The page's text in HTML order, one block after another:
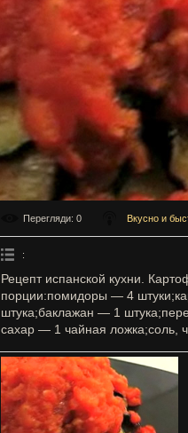
Перегляди: 0 Вкусно и
:
Рецепт испанской кухни.
порции:помидоры — 4
штука;баклажан — 1
сахар — 1 чайная ложка;соль,